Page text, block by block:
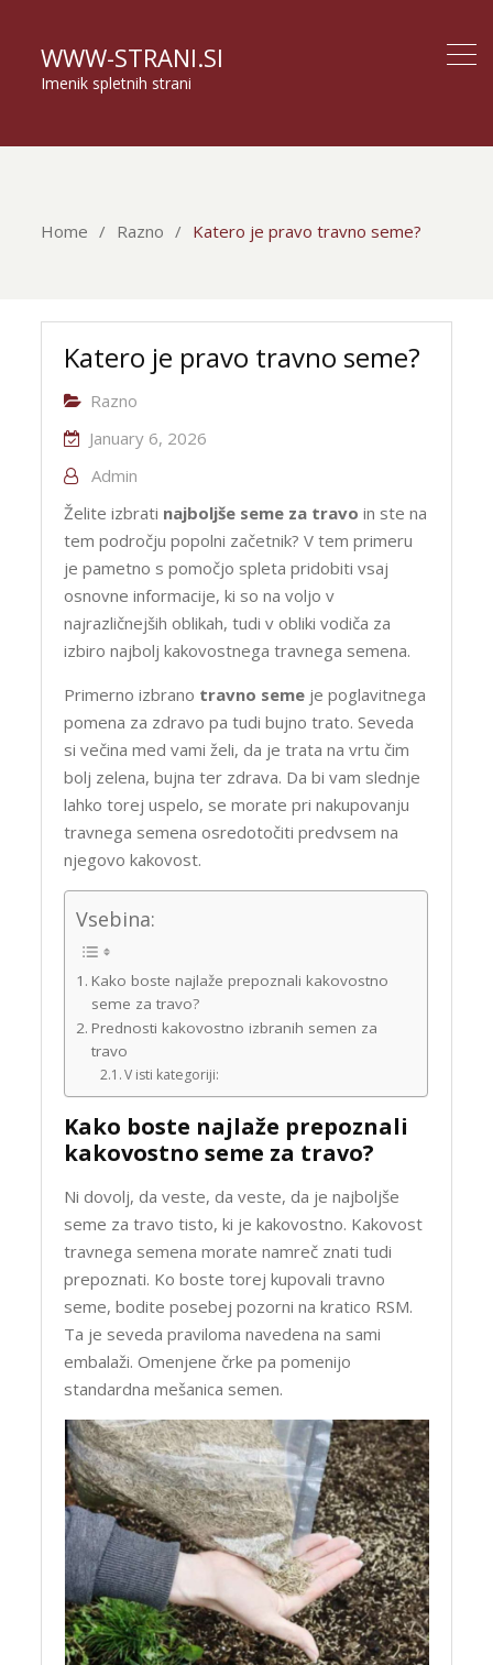
WWW-STRANI.SI
Imenik spletnih strani
Home Razno Katero je pravo travno seme?
Katero je pravo travno seme?
Razno
January 6, 2026
Admin
Želite izbrati najboljše seme za travo in ste na
tem področju popolni začetnik? V tem primeru
je pametno s pomočjo spleta pridobiti vsaj
osnovne informacije, ki so na voljo v
najrazličnejših oblikah, tudi v obliki vodiča za
izbiro najbolj kakovostnega travnega semena.
Primerno izbrano travno seme je poglavitnega
pomena za zdravo pa tudi bujno trato. Seveda
si večina med vami želi, da je trata na vrtu čim
bolj zelena, bujna ter zdrava. Da bi vam slednje
lahko torej uspelo, se morate pri nakupovanju
travnega semena osredotočiti predvsem na
njegovo kakovost.
Vsebina:
Kako boste najlaže prepoznali kakovostno
seme za travo?
Prednosti kakovostno izbranih semen za
travo
V isti kategoriji:
Kako boste najlaže prepoznali
kakovostno seme za travo?
Ni dovolj, da veste, da veste, da je najboljše
seme za travo tisto, ki je kakovostno. Kakovost
travnega semena morate namreč znati tudi
prepoznati. Ko boste torej kupovali travno
seme, bodite posebej pozorni na kratico RSM.
Ta je seveda praviloma navedena na sami
embalaži. Omenjene črke pa pomenijo
standardna mešanica semen.